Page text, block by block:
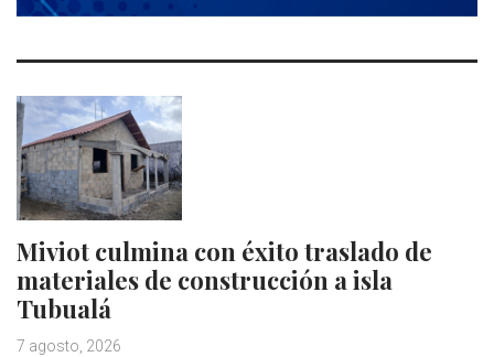
Miviot culmina con éxito traslado de
materiales de construcción a isla
Tubualá
7 agosto, 2026